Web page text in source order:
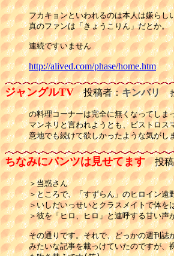
フカキョンといわれるのは本人は嫌らし
真のファンは「きょうこりん」だとか。
連続ですいません
http://alived.com/phase/home.htm
ジャングルTV投稿者：キンバリ 投
の料理コーナーは完全に無くなってしま
マンネリと言われようとも、ビストロス
意地でも続けて欲しかったような気がし
ちなみにパンツは見せてます投稿
＞当惑さん
＞ところで、「すずらん」のヒロイン遠
＞いしだいっせいとクラスメイトで体を
＞彼を「ヒロ、ヒロ」と連呼する甘い声
その通りです。それで、どっかの週刊誌
みたいな記事を載っけていたのですが、